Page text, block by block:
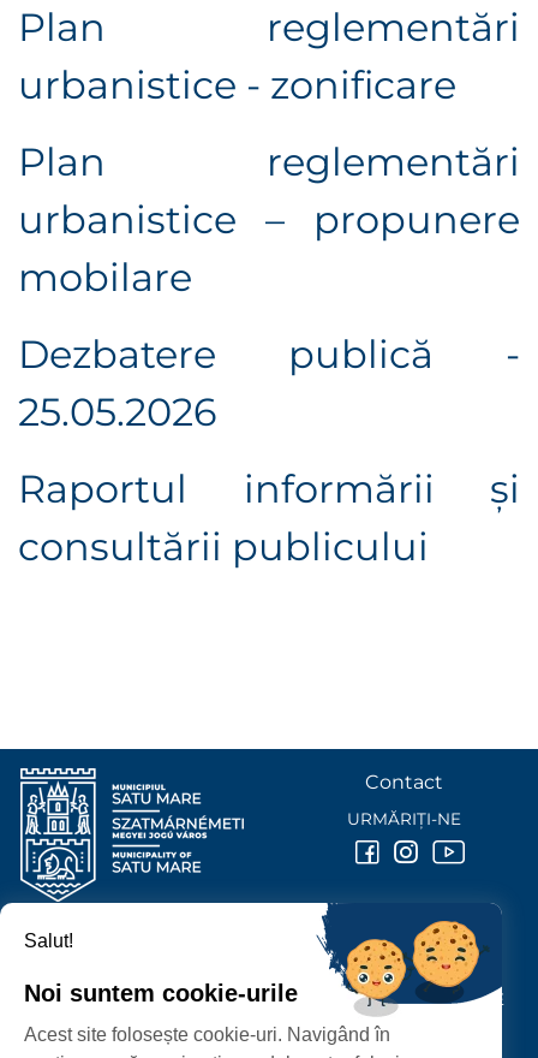
Plan reglementări
urbanistice - zonificare
Plan reglementări
urbanistice – propunere
mobilare
Dezbatere publică -
25.05.2026
Raportul informării şi
consultării publicului
PROTECȚIA DATELOR PERSONALE
PRIMĂRIA MUNICIPIULUI
P-ȚA 25 OCTOMBRIE, NR. 1 CORP M, 440026 SATU MARE
Contact
URMĂRIȚI-NE
Salut!
Noi suntem cookie-urile
Acest site folosește cookie-uri. Navigând în